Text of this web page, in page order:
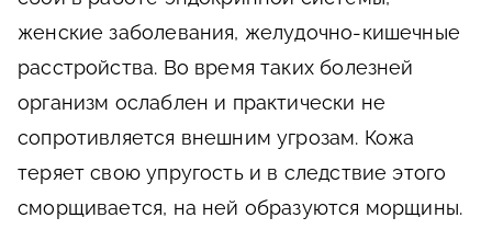
женские заболевания, желудочно-кишечные
расстройства. Во время таких болезней
организм ослаблен и практически не
сопротивляется внешним угрозам. Кожа
теряет свою упругость и в следствие этого
сморщивается, на ней образуются морщины.